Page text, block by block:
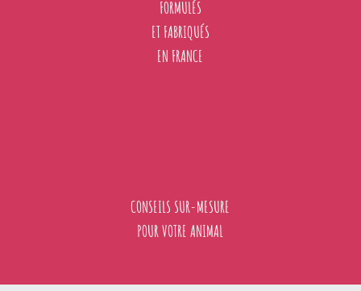
FORMULÉS
ET FABRIQUÉS
EN FRANCE
CONSEILS SUR-MESURE
POUR VOTRE ANIMAL